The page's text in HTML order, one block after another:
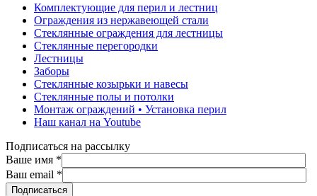
Комплектующие для перил и лестниц
Ограждения из нержавеющей стали
Стеклянные ограждения для лестницы
Стеклянные перегородки
Лестницы
Заборы
Стеклянные козырьки и навесы
Стеклянные полы и потолки
Монтаж ограждений • Установка перил
Наш канал на Youtube
Подписаться на рассылку
Ваше имя *
Ваш email *